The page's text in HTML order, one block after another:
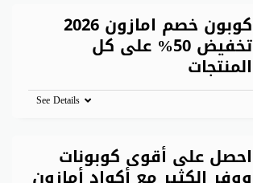
كوبون خصم امازون 2026
تخفيض 50% على كل
المنتجات
See Details
احصل على أقوى كوبونات